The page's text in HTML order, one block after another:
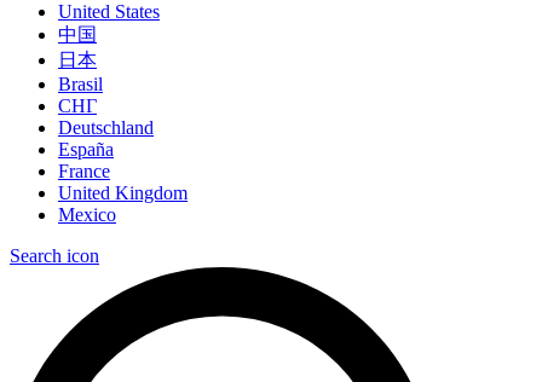
United States
中国
日本
Brasil
СНГ
Deutschland
España
France
United Kingdom
Mexico
Search icon